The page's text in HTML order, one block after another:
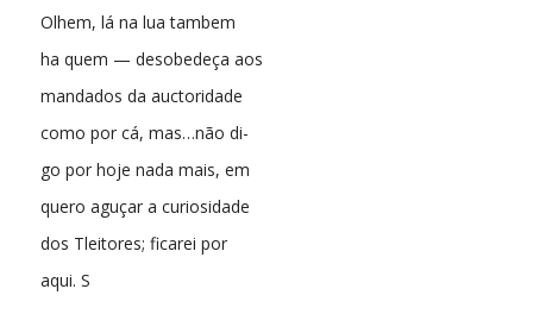
Olhem, lá na lua tambem
ha quem — desobedeça aos
mandados da auctoridade
como por cá, mas…não di-
go por hoje nada mais, em
quero aguçar a curiosidade
dos Tleitores; ficarei por
aqui. S